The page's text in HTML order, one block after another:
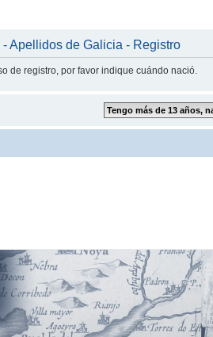
Apellidos de Galicia - Registro
de registro, por favor indique cuándo nació.